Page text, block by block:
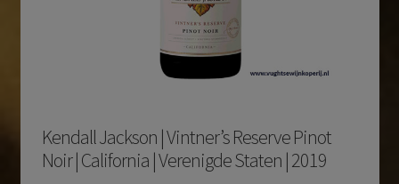
Kendall Jackson | Vintner’s Reserve Pinot
Noir | California | Verenigde Staten | 2019